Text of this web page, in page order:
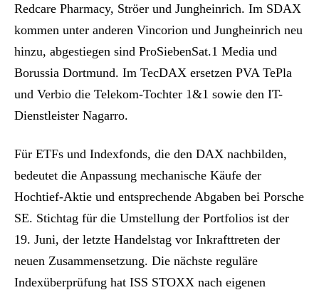
Redcare Pharmacy, Ströer und Jungheinrich. Im SDAX
kommen unter anderen Vincorion und Jungheinrich neu
hinzu, abgestiegen sind ProSiebenSat.1 Media und
Borussia Dortmund. Im TecDAX ersetzen PVA TePla
und Verbio die Telekom-Tochter 1&1 sowie den IT-
Dienstleister Nagarro.
Für ETFs und Indexfonds, die den DAX nachbilden,
bedeutet die Anpassung mechanische Käufe der
Hochtief-Aktie und entsprechende Abgaben bei Porsche
SE. Stichtag für die Umstellung der Portfolios ist der
19. Juni, der letzte Handelstag vor Inkrafttreten der
neuen Zusammensetzung. Die nächste reguläre
Indexüberprüfung hat ISS STOXX nach eigenen